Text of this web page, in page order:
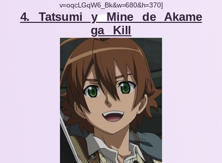
v=oqcLGqW6_Bk&w=680&h=370]
4. Tatsumi y
Mine de Akame
ga Kill